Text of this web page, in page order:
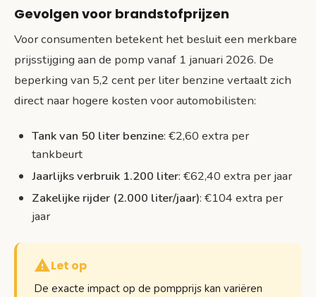
Gevolgen voor brandstofprijzen
Voor consumenten betekent het besluit een merkbare
prijsstijging aan de pomp vanaf 1 januari 2026. De
beperking van 5,2 cent per liter benzine vertaalt zich
direct naar hogere kosten voor automobilisten:
Tank van 50 liter benzine: €2,60 extra per
tankbeurt
Jaarlijks verbruik 1.200 liter: €62,40 extra per jaar
Zakelijke rijder (2.000 liter/jaar): €104 extra per
jaar
Let op
De exacte impact op de pompprijs kan variëren